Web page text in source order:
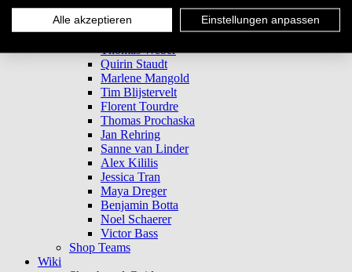
David Neier
Patricc Wolf
Konni Brock
Thomas Weber
Quirin Staudt
Marlene Mangold
Tim Blijstervelt
Florent Tourdre
Thomas Prochaska
Jan Rehring
Sanne van Linder
Alex Kililis
Jessica Tran
Maya Dreger
Benjamin Botta
Noel Schaerer
Victor Bass
Shop Teams
Wiki
Alle akzeptieren Einstellungen anpassen